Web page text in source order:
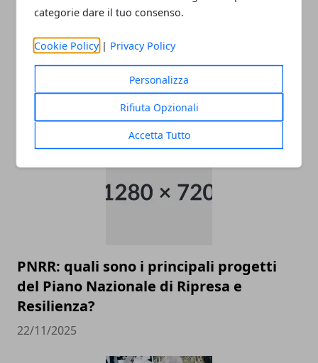
categorie dare il tuo consenso.
Cookie Policy | Privacy Policy
Personalizza
Rifiuta Opzionali
Accetta Tutto
Come raggiungere l’aeroporto di
Malpensa
PNRR: quali sono i principali progetti
del Piano Nazionale di Ripresa e
Resilienza?
22/11/2025